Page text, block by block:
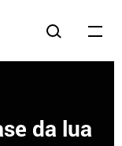
da lua